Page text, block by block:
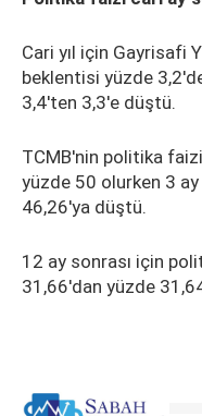
Cari yıl için Gayrisafi
beklentisi yüzde
3,4'ten 3,3'e düştü.
TCMB'nin politika
yüzde 50 olurken 3
46,26'ya düştü.
12 ay sonrası için
31,66'dan yüzde